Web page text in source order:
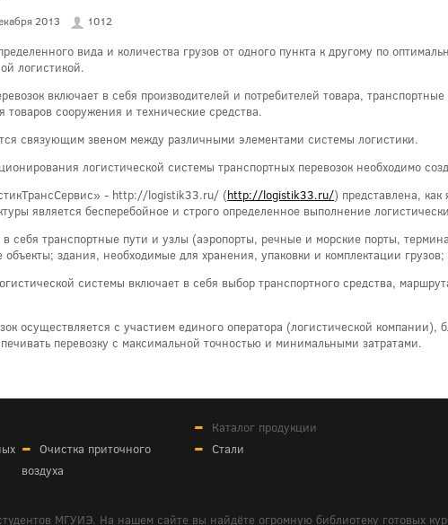
2013 1012
вида и количества грузов от одного пункта к другому по
логистикой.
включает в себя производителей и потребителей товара,
товаров сооружения и технические средства.
связующим звеном между различными элементами системы логистики.
логистической системы транспортных перевозок необходимо
- http://logistik33.ru/ (http://logistik33.ru/) представлена,
является бесперебойное и строго определенное выполнение
в себя транспортные пути и узлы (аэропорты, речные и морские порты,
объекты; здания, необходимые для хранения, упаковки и комплектации
системы включает в себя выбор транспортного средства,
осуществляется с участием единого оператора (логистической компании),
перевозку с максимальной точностью и минимальными затратами.
Очистка приточного
воздуха
Каталог продукции
Стали
МГУИЭ. На нашем сайте вы найдёте огромную библиотеку готовых